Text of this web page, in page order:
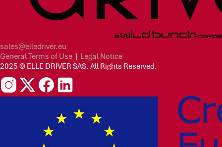
sales@elledriver.eu
General Terms of Use | Legal Notice
2025 © ELLE DRIVER SAS. All Rights Reserved.